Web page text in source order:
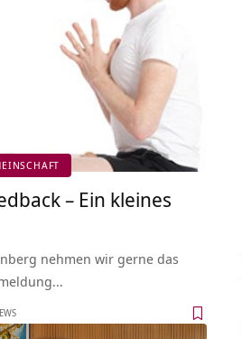
– Ein kleines
nehmen wir gerne das